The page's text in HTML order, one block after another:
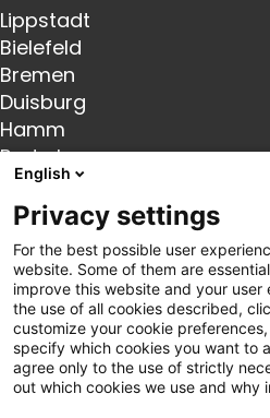
Lippstadt
Bielefeld
Bremen
Duisburg
Hamm
Paderborn
Recklinghausen
Rheda-Wiedenbrück
Soest
Folgen Sie uns
Instagram
Linkedin
Links
English
Privacy settings
For the best possible user
website. Some of them are
improve this website and your
the use of all cookies described,
customize your cookie
specify which cookies you want to
agree only to the use of strictly
out which cookies we use and why